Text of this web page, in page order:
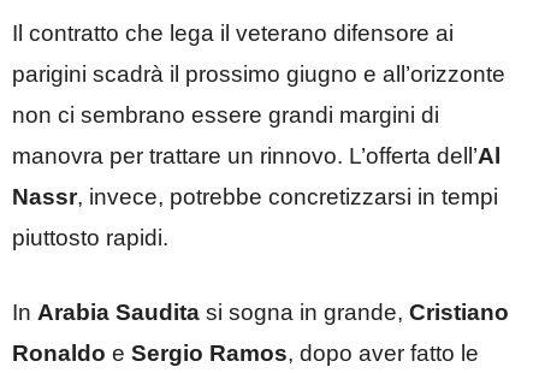
Il contratto che lega il veterano difensore ai
parigini scadrà il prossimo giugno e all’orizzonte
non ci sembrano essere grandi margini di
manovra per trattare un rinnovo. L’offerta dell’Al
Nassr, invece, potrebbe concretizzarsi in tempi
piuttosto rapidi.
In Arabia Saudita si sogna in grande, Cristiano
Ronaldo e Sergio Ramos, dopo aver fatto le